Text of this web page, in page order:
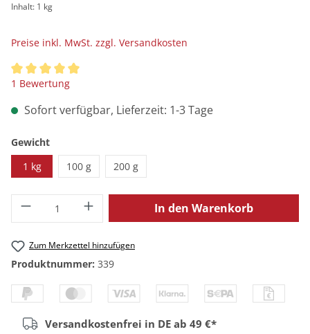
Inhalt: 1 kg
Preise inkl. MwSt. zzgl. Versandkosten
Durchschnittliche Bewertung von 5 von 5 Sternen
1 Bewertung
Sofort verfügbar, Lieferzeit: 1-3 Tage
Gewichtauswählen
1 kg
100 g 200 g
Produkt Anzahl: Gib den gewünschten
In den Warenkorb
Zum Merkzettel hinzufügen
Produktnummer: 339
Versandkostenfrei in DE ab 49 €*